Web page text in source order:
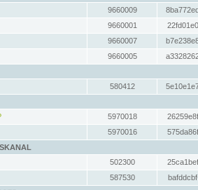
9660009
9660001
9660007
9660005
580412
5970018
5970016
502300
587530